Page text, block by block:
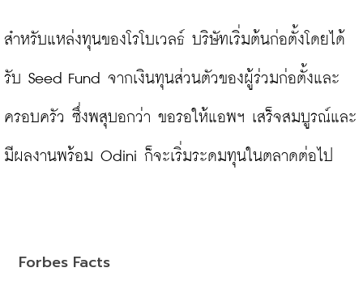
สำหรับแหล่งทุนของโรโบเวลธ์ บริษัทเริ่มต้นก่อตั้งโดยได้
รับ Seed Fund จากเงินทุนส่วนตัวของผู้ร่วมก่อตั้งและ
ครอบครัว ซึ่งพสุบอกว่า ขอรอให้แอพฯ เสร็จสมบูรณ์และ
มีผลงานพร้อม Odini ก็จะเริ่มระดมทุนในตลาดต่อไป
Forbes Facts